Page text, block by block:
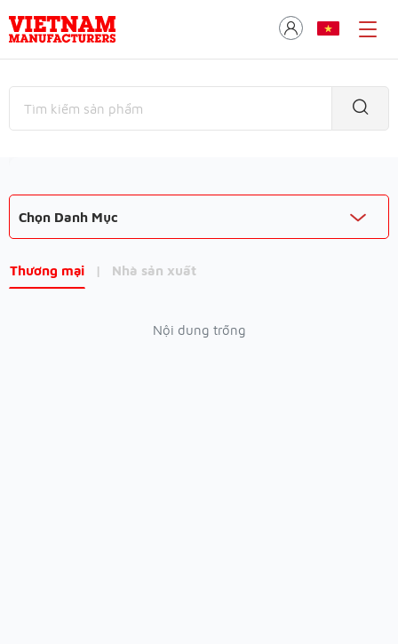
Chọn Danh Mục
Thương mại | Nhà sản xuất
Nội dung trống